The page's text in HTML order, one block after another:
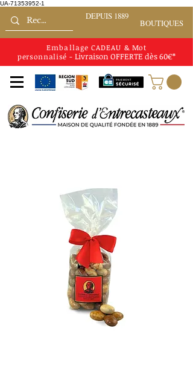
UA-71353952-1
Emballage CADEAU & Mot
personnalisé - Livraison OFFERTE dès 60€*
DEPUIS 1889
BOUTIQUES